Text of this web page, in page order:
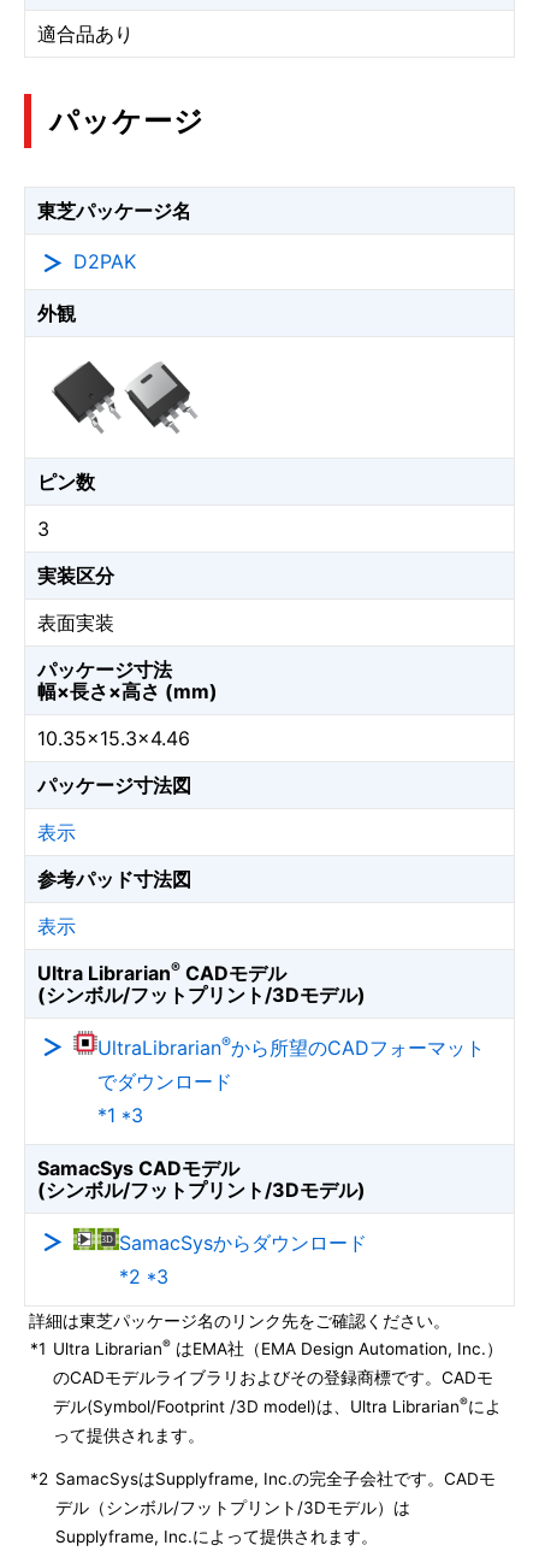
適合品あり
パッケージ
東芝パッケージ名
D2PAK
外観
ピン数
3
実装区分
表面実装
パッケージ寸法
幅×長さ×高さ (mm)
10.35×15.3×4.46
パッケージ寸法図
表示
参考パッド寸法図
表示
Ultra Librarian® CADモデル
(シンボル/フットプリント/3Dモデル)
UltraLibrarian®から所望のCADフォーマット
でダウンロード
*1 *3
SamacSys CADモデル
(シンボル/フットプリント/3Dモデル)
SamacSysからダウンロード
*2 *3
詳細は東芝パッケージ名のリンク先をご確認ください。
*1 Ultra Librarian® はEMA社（EMA Design Automation, Inc.）
のCADモデルライブラリおよびその登録商標です。CADモ
デル(Symbol/Footprint /3D model)は、Ultra Librarian®によ
って提供されます。
*2 SamacSysはSupplyframe, Inc.の完全子会社です。CADモ
デル（シンボル/フットプリント/3Dモデル）は
Supplyframe, Inc.によって提供されます。